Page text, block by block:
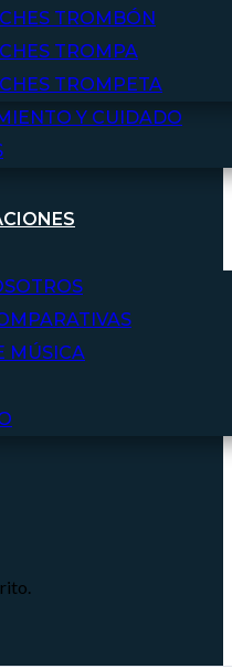
TROMBÓN
TROMPA
TROMPETA
Y CUIDADO
MÚSICA